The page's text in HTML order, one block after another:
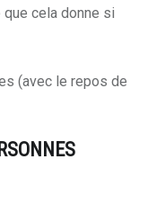
cela donne si
(avec le repos de